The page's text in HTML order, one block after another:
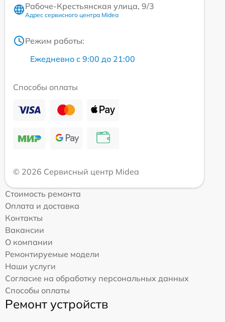
Рабоче-Крестьянская улица, 9/3
Адрес сервисного центра Midea
Режим работы:
Ежедневно с 9:00 до 21:00
Способы оплаты
© 2026 Сервисный центр Midea
Стоимость ремонта
Оплата и доставка
Контакты
Вакансии
О компании
Ремонтируемые модели
Наши услуги
Согласие на обработку персональных данных
Способы оплаты
Ремонт устройств